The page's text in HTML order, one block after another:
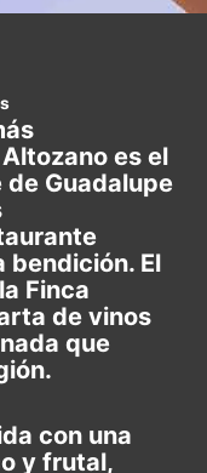
es el
de Guadalupe
bendición. El
Finca
de vinos
que
con una
y frutal,